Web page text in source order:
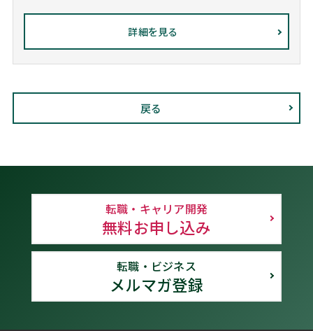
詳細を見る
戻る
転職・キャリア開発
無料お申し込み
転職・ビジネス
メルマガ登録